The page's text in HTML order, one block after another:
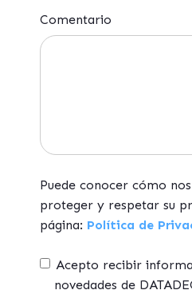
Comentario
Puede conocer cómo
proteger y respetar su
página: Política de
Acepto recibir
novedades de